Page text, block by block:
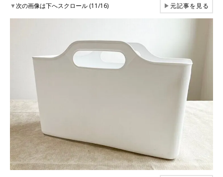
▼次の画像は下へスクロール (11/16) ▶元記事を見る